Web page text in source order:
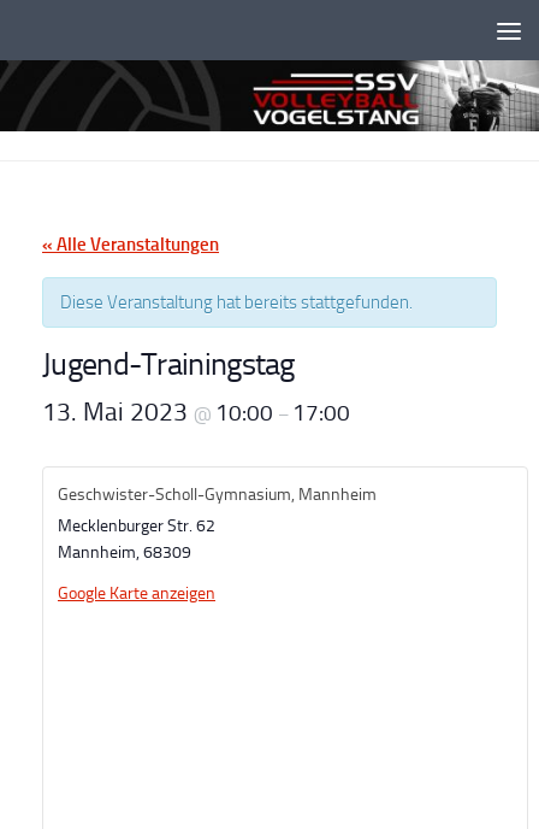
« Alle Veranstaltungen
Diese Veranstaltung hat bereits stattgefunden.
Jugend-Trainingstag
13. Mai 2023 @ 10:00 – 17:00
Geschwister-Scholl-Gymnasium, Mannheim
Mecklenburger Str. 62
Mannheim,68309
Google Karte anzeigen